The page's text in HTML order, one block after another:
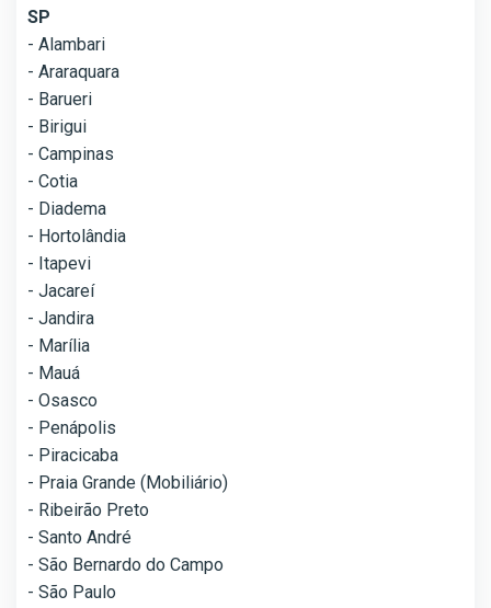
SP
- Alambari
- Araraquara
- Barueri
- Birigui
- Campinas
- Cotia
- Diadema
- Hortolândia
- Itapevi
- Jacareí
- Jandira
- Marília
- Mauá
- Osasco
- Penápolis
- Piracicaba
- Praia Grande (Mobiliário)
- Ribeirão Preto
- Santo André
- São Bernardo do Campo
- São Paulo